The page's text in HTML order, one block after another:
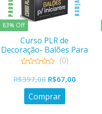
83% Off
Curso PLR de
Decoração- Balões Para
Iniciantes
out
of
(0)
R$397,00 O
preço
original
R$67,00O
Comprar